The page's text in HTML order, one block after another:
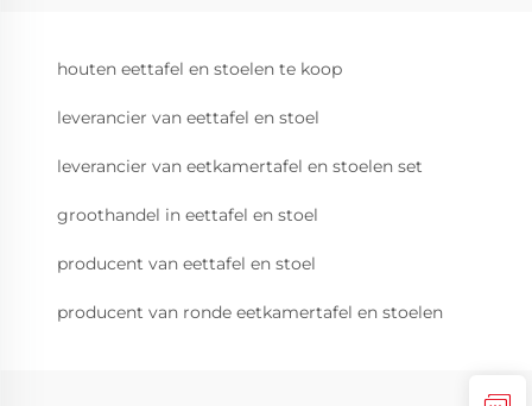
houten eettafel en stoelen te koop
leverancier van eettafel en stoel
leverancier van eetkamertafel en stoelen set
groothandel in eettafel en stoel
producent van eettafel en stoel
producent van ronde eetkamertafel en stoelen